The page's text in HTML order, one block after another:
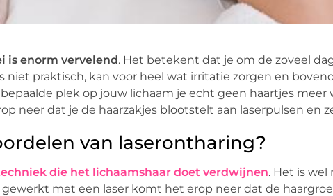
is enorm vervelend. Het betekent dat je om de zoveel
niet praktisch, kan voor heel wat irritatie zorgen en
plek op jouw lichaam je echt geen haartjes meer
neer dat je de haarzakjes blootstelt aan laserpulsen en
van laserontharing?
die het lichaamshaar doet verdwijnen. Het is
met een laser komt het erop neer dat de